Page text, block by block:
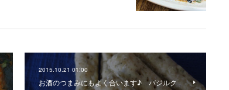
2015.10.21 01:00
お酒のつまみにもよく合います♪ バジルク